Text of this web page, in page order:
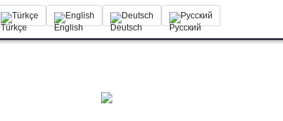
Türkçe English Deutsch Русский